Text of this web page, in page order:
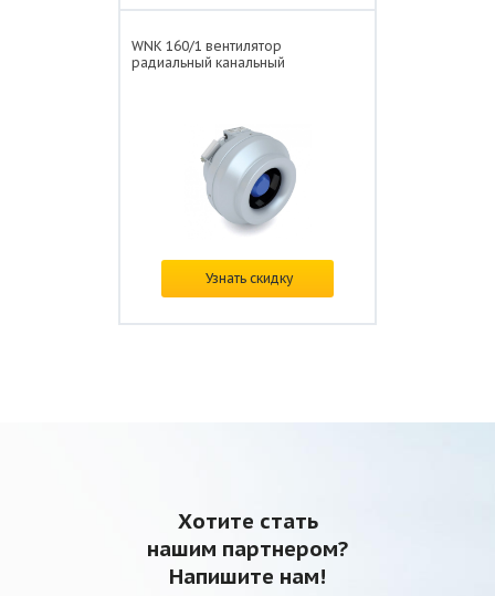
WNK 160/1 вентилятор
радиальный канальный
Цена: от8 717 ₽/шт.
Узнать скидку
Хотите стать
нашим партнером?
Напишите нам!